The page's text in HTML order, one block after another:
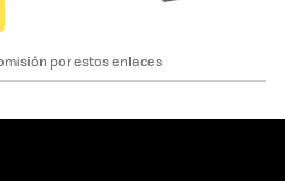
por estos enlaces